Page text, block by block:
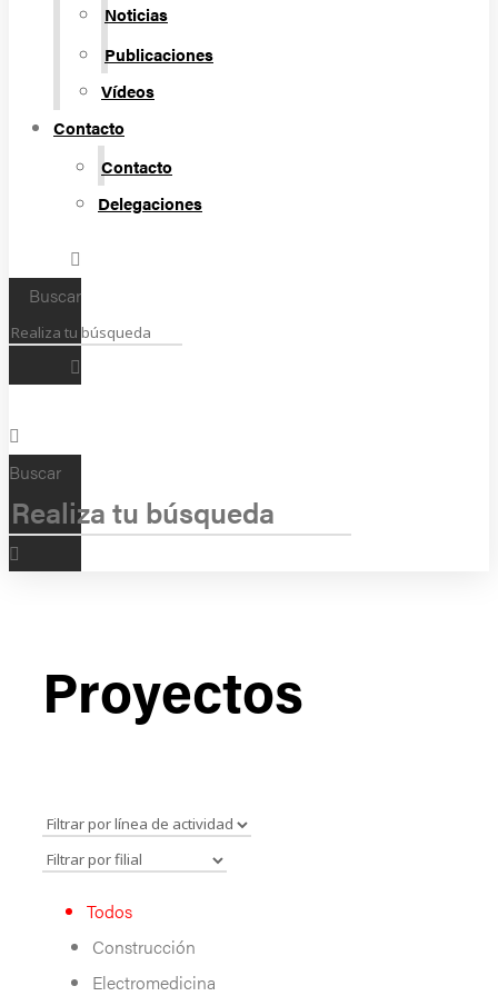
Noticias
Publicaciones
Vídeos
Contacto
Contacto
Delegaciones
Buscar
Buscar
Proyectos
Todos
Construcción
Electromedicina